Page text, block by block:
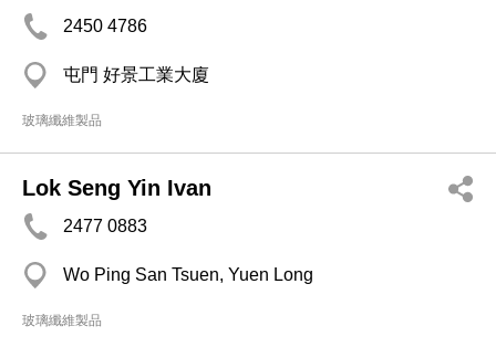
2450 4786
屯門 好景工業大廈
玻璃纖維製品
Lok Seng Yin Ivan
2477 0883
Wo Ping San Tsuen, Yuen Long
玻璃纖維製品